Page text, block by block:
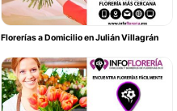
Florerías a Domicilio en Julián Villagrán